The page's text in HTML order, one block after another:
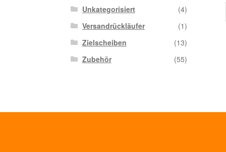
Unkategorisiert
(4)
Versandrückläufer
(1)
Zielscheiben
(13)
Zubehör
(55)